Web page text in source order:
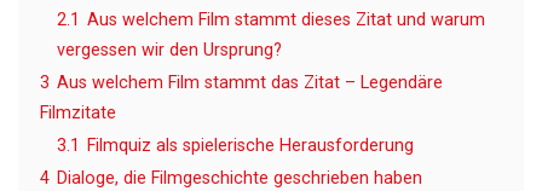
2.1 Aus welchem Film stammt dieses Zitat und warum
vergessen wir den Ursprung?
3 Aus welchem Film stammt das Zitat – Legendäre
Filmzitate
3.1
Filmquiz als spielerische Herausforderung
4 Dialoge, die Filmgeschichte geschrieben haben